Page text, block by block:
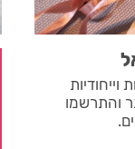
והתרשמו